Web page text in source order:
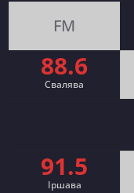
FM
88.6
Свалява
91.5
Іршава